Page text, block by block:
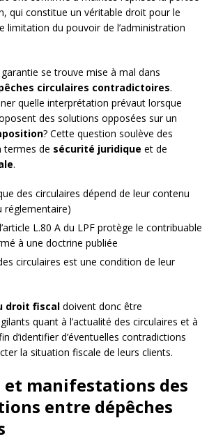
qui constitue un véritable droit pour le
limitation du pouvoir de l’administration
se trouve mise à mal dans
circulaires contradictoires.
quelle interprétation prévaut lorsque
des solutions opposées sur un
? Cette question soulève des
termes de sécurité juridique et de
.
des circulaires dépend de leur contenu
réglementaire)
L.80 A du LPF protège le contribuable
à une doctrine publiée
circulaires est une condition de leur
droit fiscal doivent donc être
quant à l’actualité des circulaires et à
d’identifier d’éventuelles contradictions
la situation fiscale de leurs clients.
et manifestations des
entre dépêches